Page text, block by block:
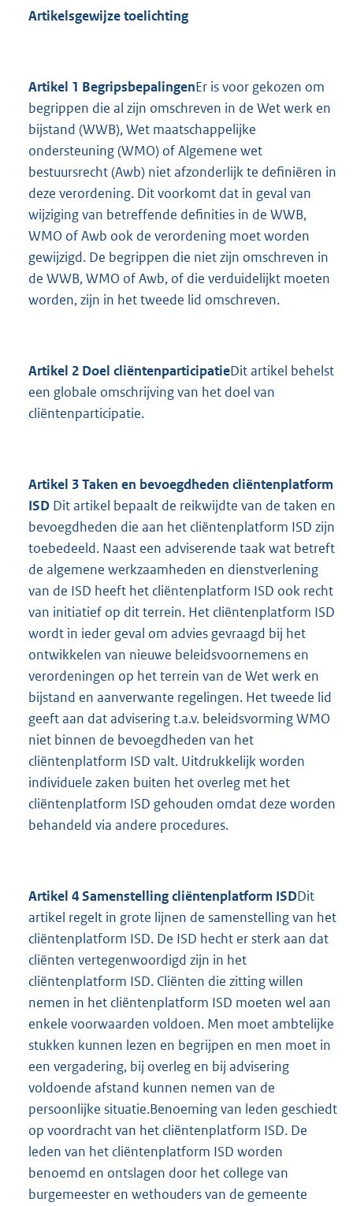
Artikelsgewijze toelichting
Artikel 1 BegripsbepalingenEr is voor gekozen om
begrippen die al zijn omschreven in de Wet werk en
bijstand (WWB), Wet maatschappelijke
ondersteuning (WMO) of Algemene wet
bestuursrecht (Awb) niet afzonderlijk te definiëren in
deze verordening. Dit voorkomt dat in geval van
wijziging van betreffende definities in de WWB,
WMO of Awb ook de verordening moet worden
gewijzigd. De begrippen die niet zijn omschreven in
de WWB, WMO of Awb, of die verduidelijkt moeten
worden, zijn in het tweede lid omschreven.
Artikel 2 Doel cliëntenparticipatieDit artikel behelst
een globale omschrijving van het doel van
cliëntenparticipatie.
Artikel 3 Taken en bevoegdheden cliëntenplatform
ISD Dit artikel bepaalt de reikwijdte van de taken en
bevoegdheden die aan het cliëntenplatform ISD zijn
toebedeeld. Naast een adviserende taak wat betreft
de algemene werkzaamheden en dienstverlening
van de ISD heeft het cliëntenplatform ISD ook recht
van initiatief op dit terrein. Het cliëntenplatform ISD
wordt in ieder geval om advies gevraagd bij het
ontwikkelen van nieuwe beleidsvoornemens en
verordeningen op het terrein van de Wet werk en
bijstand en aanverwante regelingen. Het tweede lid
geeft aan dat advisering t.a.v. beleidsvorming WMO
niet binnen de bevoegdheden van het
cliëntenplatform ISD valt. Uitdrukkelijk worden
individuele zaken buiten het overleg met het
cliëntenplatform ISD gehouden omdat deze worden
behandeld via andere procedures.
Artikel 4 Samenstelling cliëntenplatform ISDDit
artikel regelt in grote lijnen de samenstelling van het
cliëntenplatform ISD. De ISD hecht er sterk aan dat
cliënten vertegenwoordigd zijn in het
cliëntenplatform ISD. Cliënten die zitting willen
nemen in het cliëntenplatform ISD moeten wel aan
enkele voorwaarden voldoen. Men moet ambtelijke
stukken kunnen lezen en begrijpen en men moet in
een vergadering, bij overleg en bij advisering
voldoende afstand kunnen nemen van de
persoonlijke situatie.Benoeming van leden geschiedt
op voordracht van het cliëntenplatform ISD. De
leden van het cliëntenplatform ISD worden
benoemd en ontslagen door het college van
burgemeester en wethouders van de gemeente